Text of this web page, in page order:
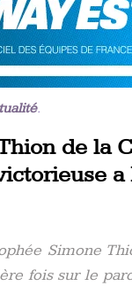
.
de la
Simone
fois sur le